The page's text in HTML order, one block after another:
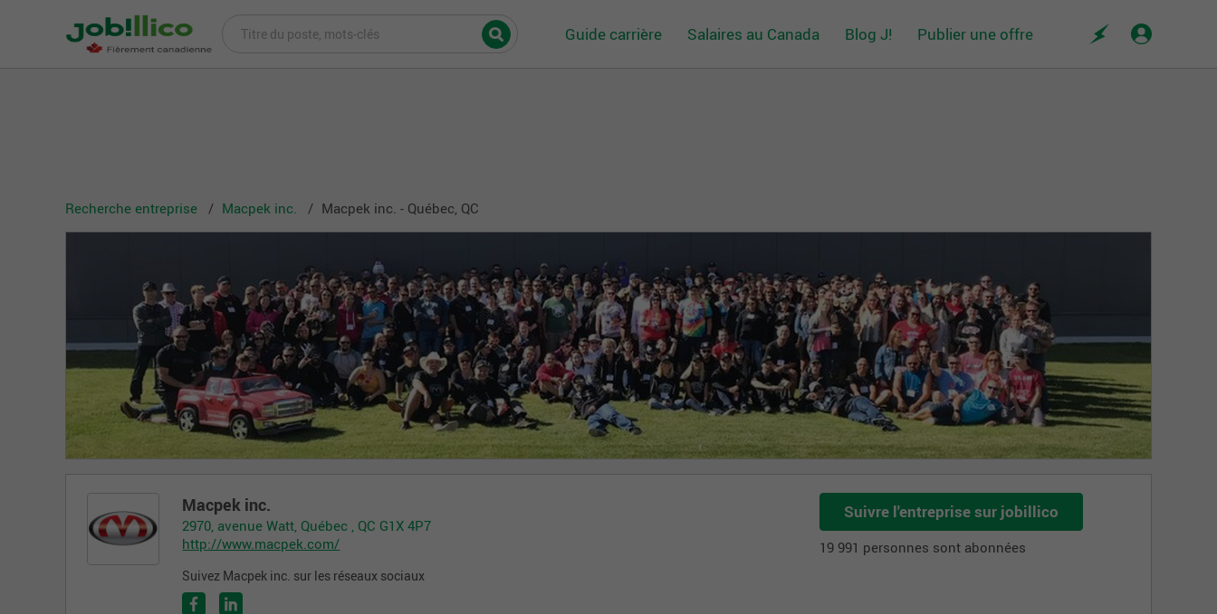
Guide carrière Salaires au Canada Blog J! Publier une offre
Recherche entreprise Macpek inc. Macpek inc. - Québec, QC
Macpek inc.
2970, avenue Watt, Québec , QC G1X 4P7
http://www.macpek.com/
Suivez Macpek inc. sur les réseaux sociaux
Suivre l'entreprise sur jobillico
19 991 personnes sont abonnées